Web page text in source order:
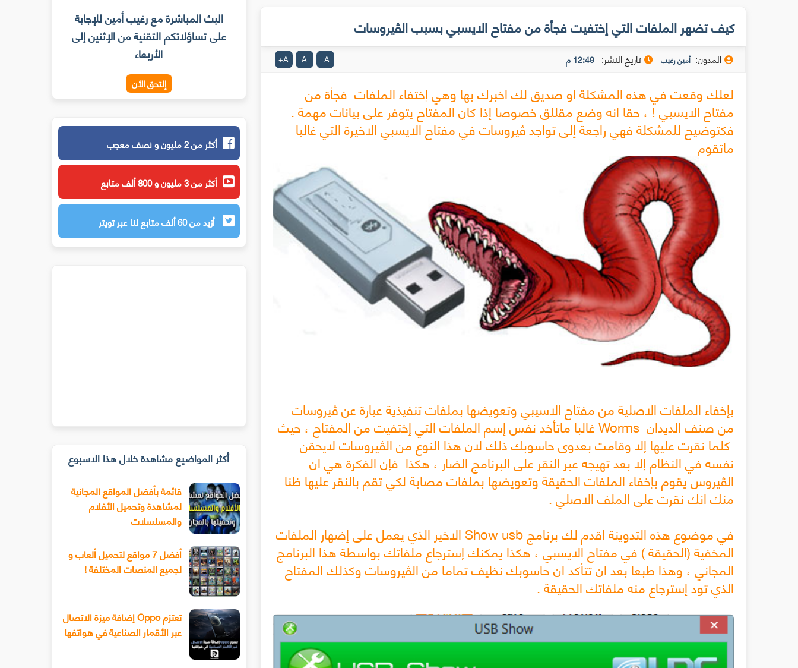
كيف تضهر الملفات التي إختفيت فجأة من مفتاح الايسبي بسبب الڤيروسات
المدون: أمين رغيب تاريخ النشر: 12:49 م A
-
A
A
+
لعلك وقعت في هذه المشكلة او صديق لك اخبرك بها وهي إختفاء الملفات فجأة من
مفتاح الايسبي ! ، حقا انه وضع مقللق خصوصا إذا كان المفتاح يتوفر على بيانات مهمة .
فكتوضيح للمشكلة فهي راجعة إلى تواجد ڤيروسات في مفتاح الايسبي الاخيرة التي غالبا
ماتقوم
بإخفاء الملفات الاصلية من مفتاح الاسيبي وتعويضها بملفات تنفيذية عبارة عن ڤيروسات
من صنف الديدان Worms غالبا ماتأخد نفس إسم الملفات التي إختفيت من المفتاح ، حيث
كلما نقرت عليها إلا وقامت بعدوى حاسوبك ذلك لان هذا النوع من الڤيروسات لايحقن
نفسه في النظام إلا بعد تهيجه عبر النقر على البرنامج الضار ، هكذا فإن الفكرة هي ان
الڤيروس يقوم بإخفاء الملفات الحقيقة وتعويضها بملفات مصابة لكي تقم بالنقر عليها ظنا
منك انك نقرت على الملف الاصلي .
في موضوع هذه التدوينة اقدم لك برنامجShow usbالاخير الذي يعمل على إضهار الملفات
المخفية (الحقيقة ) في مفتاح الايسبي ، هكذا يمكنك إسترجاع ملفاتك بواسطة هذا البرنامج
المجاني ، وهذا طبعا بعد ان تتأكد ان حاسوبك نظيف تماما من الڤيروسات وكذلك المفتاح
الذي تود إسترجاع منه ملفاتك الحقيقة .
البث المباشرة مع رغيب أمين للإجابة
على تساؤلاتكم التقنية من الإثنين إلى
الأربعاء
إلتحق الأن
أكثر من 2 مليون و نصف معجب
أكثر من 3 مليون و 800 ألف متابع
أزيد من 60 ألف متابع لنا عبر تويتر
أكثر المواضيع مشاهدة خلال هذا الاسبوع
قائمة بأفضل المواقع المجانية
لمشاهدة وتحميل الأفلام
والمسلسلات
أفضل 7 مواقع لتحميل ألعاب و
لجميع المنصات المختلفة !
تعتزم Oppo إضافة ميزة الاتصال
عبر الأقمار الصناعية في هواتفها